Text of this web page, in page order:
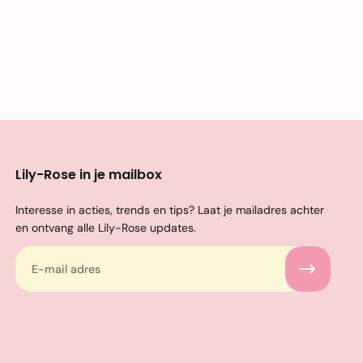
Lily-Rose in je mailbox
Interesse in acties, trends en tips? Laat je mailadres achter
en ontvang alle Lily-Rose updates.